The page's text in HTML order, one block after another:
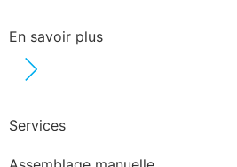
En savoir plus
Services